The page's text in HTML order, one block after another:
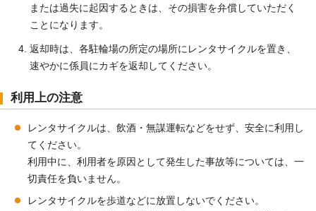
または過失に起因するときは、その損害を弁償していただく
ことになります。
返却時は、各駐輪場の所定の場所にレンタサイクルを置き、
速やかに係員にカギを返却してください。
利用上の注意
レンタサイクルは、飲酒・無謀運転などをせず、安全に利用し
てください。
利用中に、利用者を原因として発生した事故等については、一
切責任を負いません。
レンタサイクルを歩道などに放置しないでください。